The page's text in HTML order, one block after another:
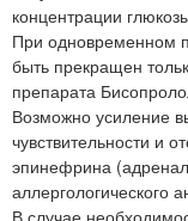
концентрации
При одновременном
быть прекращен
препарата
Возможно усиление
чувствительности и
эпинефрина
аллергологического